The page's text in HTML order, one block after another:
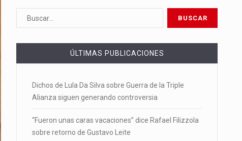
ÚLTIMAS PUBLICACIONES
Dichos de Lula Da Silva sobre Guerra de la Triple
Alianza siguen generando controversia
“Fueron unas caras vacaciones” dice Rafael Filizzola
sobre retorno de Gustavo Leite